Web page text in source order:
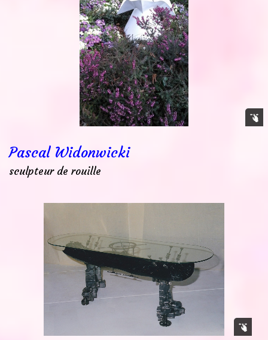
Pascal Widonwicki
sculpteur de rouille